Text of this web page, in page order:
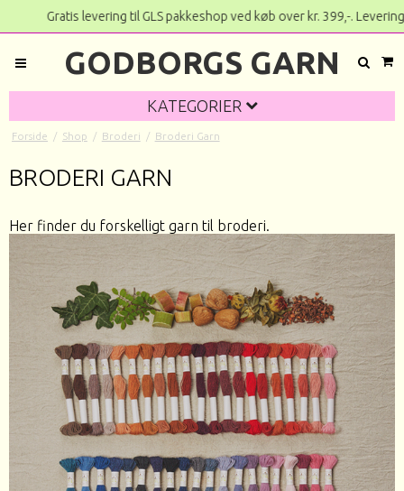
Gratis levering til GLS pakkeshop ved køb over kr.
GODBORGS GARN
KATEGORIER
Forside / Shop / Broderi / Broderi Garn
BRODERI GARN
Her finder du forskelligt garn til broderi.